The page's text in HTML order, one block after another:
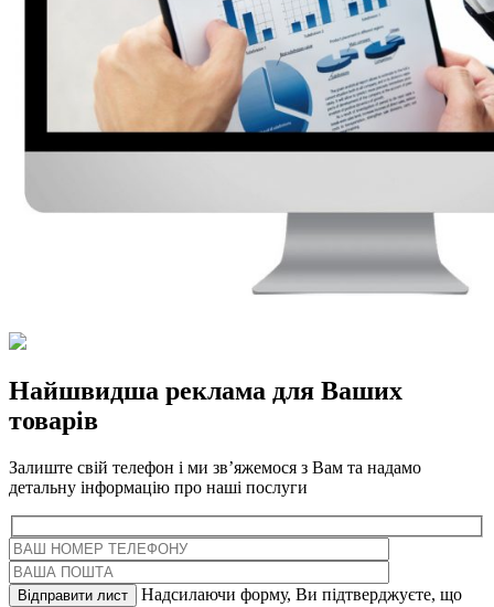
Найшвидша реклама для Ваших
товарів
Залиште свій телефон і ми зв’яжемося з Вам та надамо
детальну інформацію про наші послуги
Надсилаючи форму, Ви підтверджуєте, що